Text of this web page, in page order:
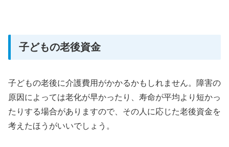
子どもの老後資金
子どもの老後に介護費用がかかるかもしれません。障害の
原因によっては老化が早かったり、寿命が平均より短かっ
たりする場合がありますので、その人に応じた老後資金を
考えたほうがいいでしょう。